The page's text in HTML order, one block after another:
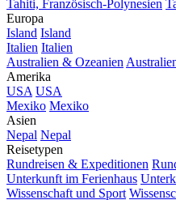
Tahiti, Französisch-Polynesien
Europa
Island Island
Italien Italien
Australien & Ozeanien
Amerika
USA USA
Mexiko Mexiko
Asien
Nepal Nepal
Reisetypen
Rundreisen & Expeditionen
Unterkunft im Ferienhaus
Wissenschaft und Sport